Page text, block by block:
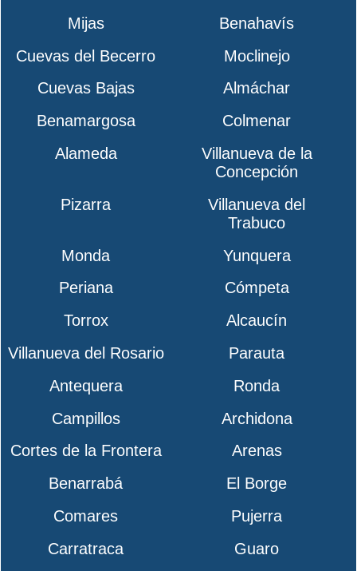
Mijas
Benahavís
Cuevas del Becerro
Moclinejo
Cuevas Bajas
Almáchar
Benamargosa
Colmenar
Alameda
Villanueva de la
Concepción
Pizarra
Villanueva del
Trabuco
Monda
Yunquera
Periana
Cómpeta
Torrox
Alcaucín
Villanueva del Rosario
Parauta
Antequera
Ronda
Campillos
Archidona
Cortes de la Frontera
Arenas
Benarrabá
El Borge
Comares
Pujerra
Carratraca
Guaro